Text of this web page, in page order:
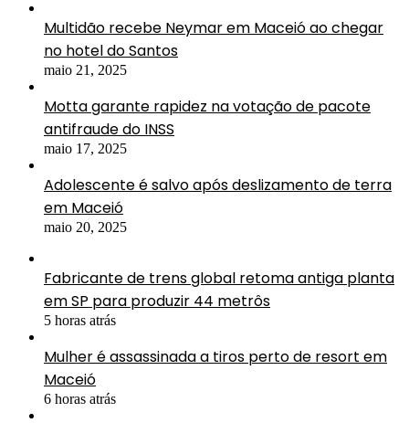
Multidão recebe Neymar em Maceió ao chegar
no hotel do Santos
maio 21, 2025
Motta garante rapidez na votação de pacote
antifraude do INSS
maio 17, 2025
Adolescente é salvo após deslizamento de terra
em Maceió
maio 20, 2025
Fabricante de trens global retoma antiga planta
em SP para produzir 44 metrôs
5 horas atrás
Mulher é assassinada a tiros perto de resort em
Maceió
6 horas atrás